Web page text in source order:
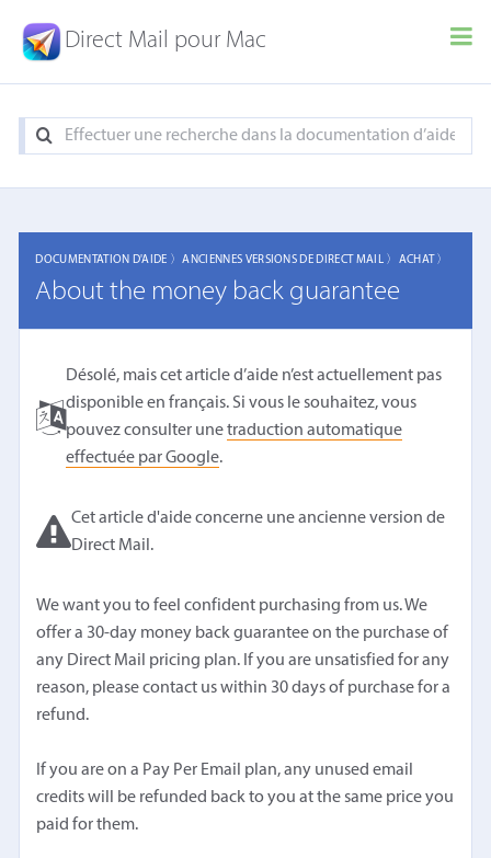
Direct Mail pour Mac
DOCUMENTATION D'AIDE 〉ANCIENNES VERSIONS DE DIRECT MAIL 〉 ACHAT 〉
About the money back guarantee
Désolé, mais cet article d’aide n’est actuellement pas
disponible en français. Si vous le souhaitez, vous
pouvez consulter unetraduction automatique
effectuée par Google.
Cet article d'aide concerne une ancienne version de
Direct Mail.
We want you to feel confident purchasing from us. We
offer a 30-day money back guarantee on the purchase of
any Direct Mail pricing plan. If you are unsatisfied for any
reason, please contact us within 30 days of purchase for a
refund.
If you are on a Pay Per Email plan, any unused email
credits will be refunded back to you at the same price you
paid for them.